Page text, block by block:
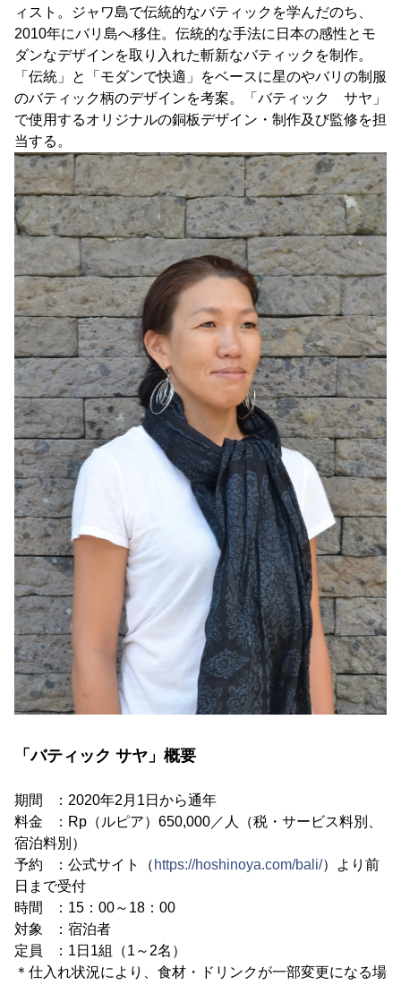
ィスト。ジャワ島で伝統的なバティックを学んだのち、
2010年にバリ島へ移住。伝統的な手法に日本の感性とモ
ダンなデザインを取り入れた斬新なバティックを制作。
「伝統」と「モダンで快適」をベースに星のやバリの制服
のバティック柄のデザインを考案。「バティック サヤ」
で使用するオリジナルの銅板デザイン・制作及び監修を担
当する。
「バティック サヤ」概要
期間 ：2020年2月1日から通年
料金 ：Rp（ルピア）650,000／人（税・サービス料別、
宿泊料別）
予約 ：公式サイト（ https://hoshinoya.com/bali/）より前
日まで受付
時間 ：15：00～18：00
対象 ：宿泊者
定員 ：1日1組（1～2名）
＊仕入れ状況により、食材・ドリンクが一部変更になる場